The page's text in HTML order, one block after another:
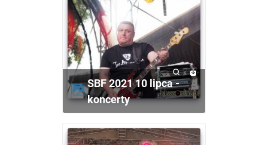
SBF 2021 10 lipca -
koncerty